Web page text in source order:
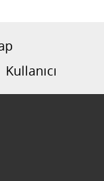
Kullanıcı